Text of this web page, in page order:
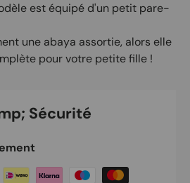
est équipé d'un petit pare-
une abaya assortie, alors elle
pour votre petite fille !
Sécurité